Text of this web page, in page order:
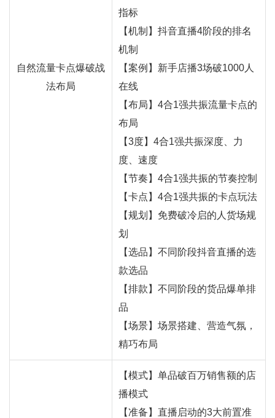
自然流量卡点爆破战
法布局
指标
【机制】抖音直播4阶段的排名
机制
【案例】新手店播3场破1000人
在线
【布局】4合1强共振流量卡点的
布局
【3度】4合1强共振深度、力
度、速度
【节奏】4合1强共振的节奏控制
【卡点】4合1强共振的卡点玩法
【规划】免费破冷启的人货场规
划
【选品】不同阶段抖音直播的选
款选品
【排款】不同阶段的货品爆单排
品
【场景】场景搭建、营造气氛，
精巧布局
【模式】单品破百万销售额的店
播模式
【准备】直播启动的3大前置准